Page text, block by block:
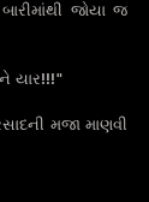
જોયા જ
યાર!!!"
મજા માણવી